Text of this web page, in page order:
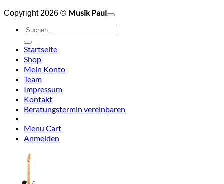
Copyright 2026 © Musik Paul
Suchen
nach:
Startseite
Shop
Mein Konto
Team
Impressum
Kontakt
Beratungstermin vereinbaren
Menu Cart
Anmelden